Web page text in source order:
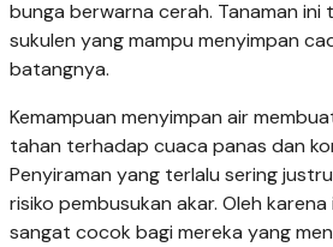
bunga berwarna cerah. Tanaman ini
sukulen yang mampu menyimpan
batangnya.
Kemampuan menyimpan air
tahan terhadap cuaca panas dan
Penyiraman yang terlalu sering
risiko pembusukan akar. Oleh
sangat cocok bagi mereka yang